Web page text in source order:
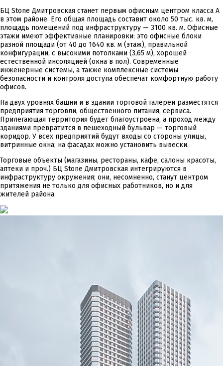
БЦ Stоne Дмитровская станет первым офисным центром класса А
в этом районе. Его общая площадь составит около 50 тыс. кв. м,
площадь помещений под инфраструктуру — 3100 кв. м. Офисные
этажи имеют эффективные планировки: это офисные блоки
разной площади (от 40 до 1640 кв. м (этаж), правильной
конфигурации, с высокими потолками (3,65 м), хорошей
естественной инсоляцией (окна в пол). Современные
инженерные системы, а также комплексные системы
безопасности и контроля доступа обеспечат комфортную работу
офисов.
На двух уровнях башни и в здании торговой галереи разместятся
предприятия торговли, общественного питания, сервиса.
Прилегающая территория будет благоустроена, а проход между
зданиями превратится в пешеходный бульвар — торговый
коридор. У всех предприятий будут входы со стороны улицы,
витринные окна; на фасадах можно установить вывески.
Торговые объекты (магазины, рестораны, кафе, салоны красоты,
аптеки и проч.) БЦ Stоne Дмитровская интегрируются в
инфраструктуру окружения; они, несомненно, станут центром
притяжения не только для офисных работников, но и для
жителей района.